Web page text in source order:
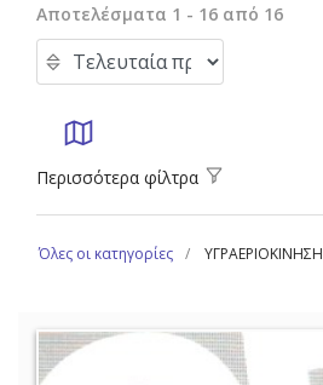
Αποτελέσματα 1 - 16 από 16
Περισσότερα φίλτρα
Όλες οι κατηγορίες ΥΓΡΑΕΡΙΟΚΙΝΗΣΗ